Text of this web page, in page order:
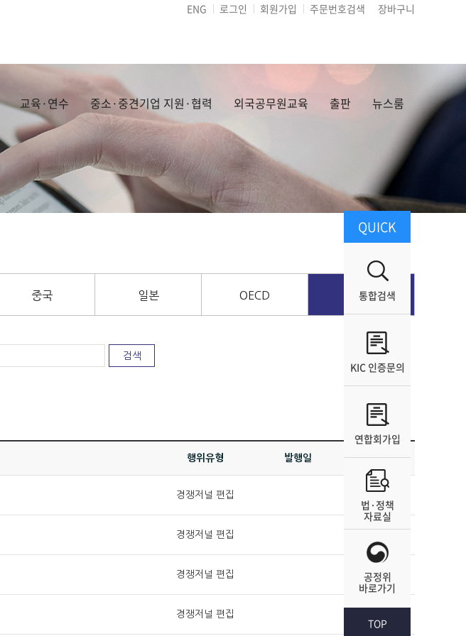
교육·연수 중소·중견기업 지원·협력 외국공무원교육 출판 뉴스룸
ENG 로그인 회원가입 주문번호검색 장바구니
중국 일본 OECD 기타
검색
행위유형 발행일 등록일
경쟁저널 편집 2024-06-07
경쟁저널 편집
경쟁저널 편집 2023-08-03
경쟁저널 편집
QUICK
통합검색
KIC 인증문의
연합회가입
법·정책
자료실
공정위
바로가기
TOP